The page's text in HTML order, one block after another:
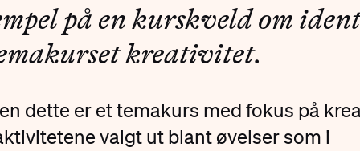
på en kurskveld om
kreativitet.
dette er et temakurs med fokus på
valgt ut blant øvelser som i